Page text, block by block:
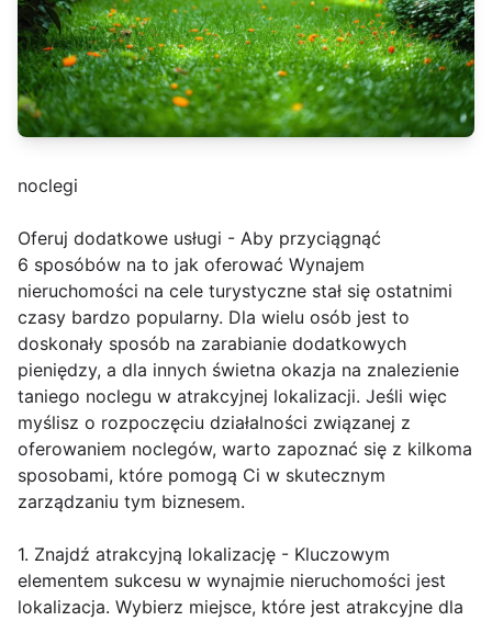
noclegi
Oferuj dodatkowe usługi - Aby przyciągnąć
6 sposóbów na to jak oferować Wynajem
nieruchomości na cele turystyczne stał się ostatnimi
czasy bardzo popularny. Dla wielu osób jest to
doskonały sposób na zarabianie dodatkowych
pieniędzy, a dla innych świetna okazja na znalezienie
taniego noclegu w atrakcyjnej lokalizacji. Jeśli więc
myślisz o rozpoczęciu działalności związanej z
oferowaniem noclegów, warto zapoznać się z kilkoma
sposobami, które pomogą Ci w skutecznym
zarządzaniu tym biznesem.
1. Znajdź atrakcyjną lokalizację - Kluczowym
elementem sukcesu w wynajmie nieruchomości jest
lokalizacja. Wybierz miejsce, które jest atrakcyjne dla